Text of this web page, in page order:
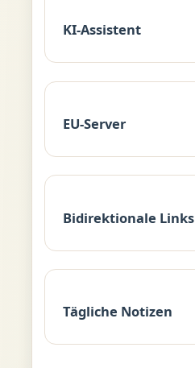
KI-Assistent
EU-Server
Bidirektionale Links
Tägliche Notizen